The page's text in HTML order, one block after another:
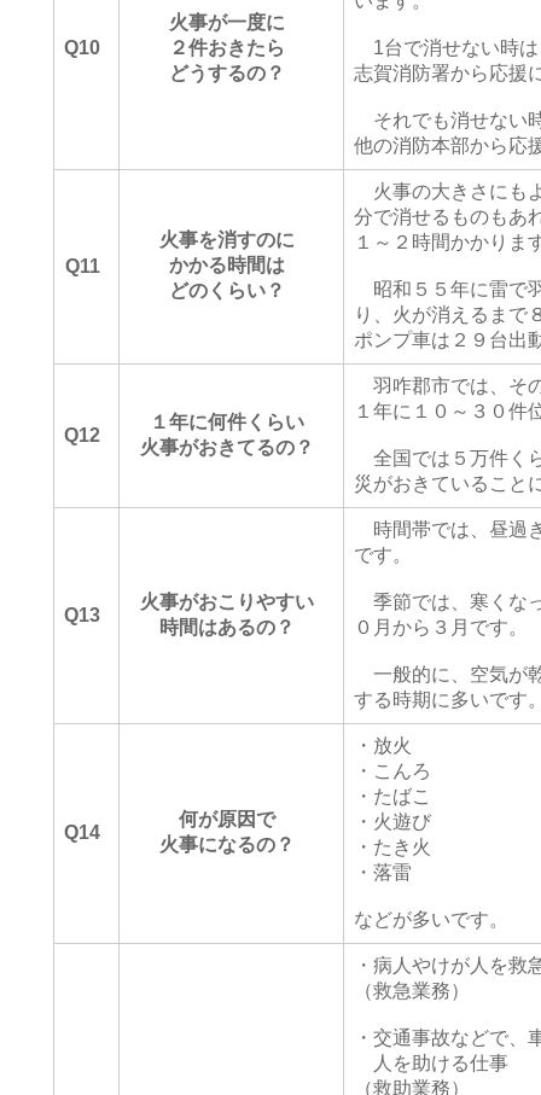
Q10
火事が一度に
２件おきたら
どうするの？
1台で消せない時は
志賀消防署から応援
それでも消せない
他の消防本部から応
Q11
火事を消すのに
かかる時間は
どのくらい？
火事の大きさにも
分で消せるものもあ
１～２時間かかりま
昭和５５年に雷で
り、火が消えるまで
ポンプ車は２９台出
Q12
１年に何件くらい
火事がおきてるの？
羽咋郡市では、そ
１年に１０～３０件
全国では５万件く
災がおきていること
Q13
火事がおこりやすい
時間はあるの？
時間帯では、昼過
です。
季節では、寒くな
０月から３月です。
一般的に、空気が
する時期に多いです
Q14
何が原因で
火事になるの？
・放火
・こんろ
・たばこ
・火遊び
・たき火
・落雷
などが多いです。
・病人やけが人を救
（救急業務）
・交通事故などで、
人を助ける仕事
（救助業務）